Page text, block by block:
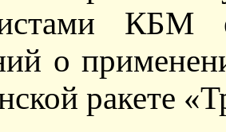
о
ракете